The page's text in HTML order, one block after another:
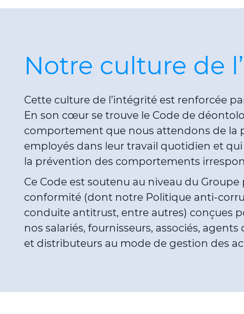
Notre culture de
Cette culture de l’intégrité est renforcée
En son cœur se trouve le Code de
comportement que nous attendons de la
employés dans leur travail quotidien et
la prévention des comportements
Ce Code est soutenu au niveau du
conformité (dont notre Politique anti-
conduite antitrust, entre autres) conçues
nos salariés, fournisseurs, associés,
et distributeurs au mode de gestion des